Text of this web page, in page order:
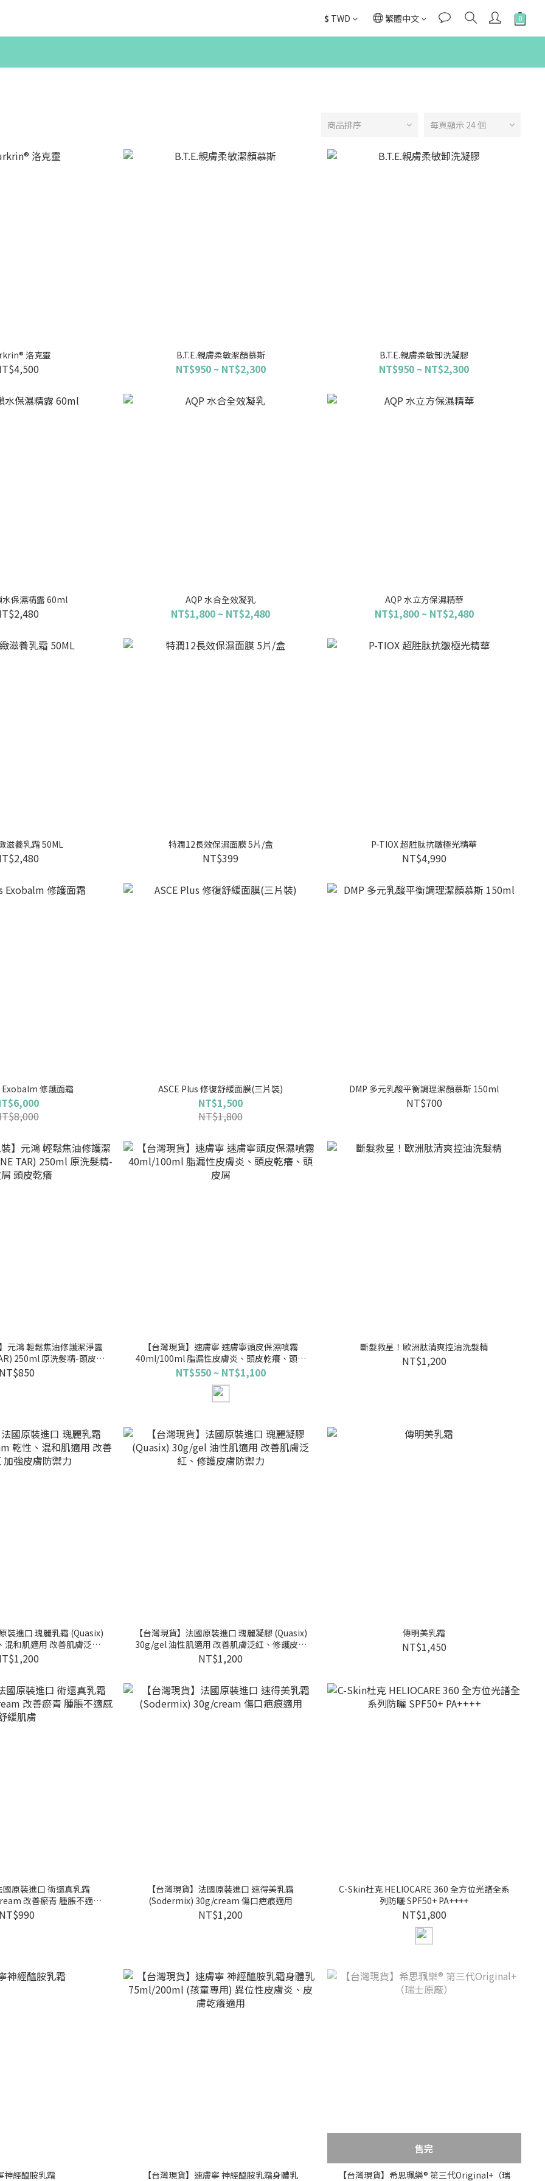
$ TWD 繁體中文
商品排序 每頁顯示 24 個
洛克靈 B.T.E.親膚柔敏潔顏慕斯
NT$950 ~ NT$2,300
B.T.E.親膚柔敏卸洗凝膠
NT$950 ~ NT$2,300
水保濕精露 60ml AQP 水合全效凝乳
NT$1,800 ~ NT$2,480
AQP 水立方保濕精華
NT$1,800 ~ NT$2,480
滋養乳霜 50ML 特潤12長效保濕面膜 5片/盒
NT$399
P-TIOX 超胜肽抗皺極光精華
NT$4,990
Exobalm 修護面霜 ASCE Plus 修復舒緩面膜(三片裝)
NT$1,500
NT$1,800
DMP 多元乳酸平衡調理潔顏慕斯 150ml
NT$700
元鴻 輕鬆焦油修護潔淨露
250ml 原洗髮精-頭皮屑
頭皮乾癢
【台灣現貨】速膚寧 速膚寧頭皮保濕噴霧
40ml/100ml 脂漏性皮膚炎、頭皮乾癢、頭皮
屑
NT$550 ~ NT$1,100
斷髮救星！歐洲肽清爽控油洗髮精
NT$1,200
裝進口 瑰麗乳霜 (Quasix)
和肌適用 改善肌膚泛紅
皮膚防禦力
【台灣現貨】法國原裝進口 瑰麗凝膠 (Quasix)
30g/gel 油性肌適用 改善肌膚泛紅、修護皮膚
防禦力
NT$1,200
傳明美乳霜
NT$1,450
原裝進口 術還真乳霜
改善瘀青 腫脹不適感
舒緩肌膚
【台灣現貨】法國原裝進口 速得美乳霜
(Sodermix) 30g/cream 傷口疤痕適用
NT$1,200
C-Skin杜克 HELIOCARE 360 全方位光譜全系
列防曬 SPF50+ PA++++
NT$1,800
神經醯胺乳霜
【台灣現貨】速膚寧 神經醯胺乳霜身體乳
售完
【台灣現貨】希思珮樂® 第三代Original+（瑞